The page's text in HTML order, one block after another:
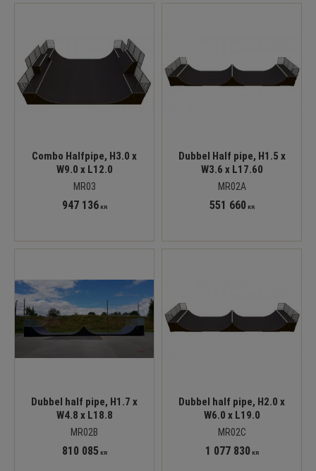
Combo Halfpipe, H3.0 x
W9.0 x L12.0
MR03
947 136KR
Dubbel Half pipe, H1.5 x
W3.6 x L17.60
MR02A
551 660KR
Dubbel half pipe, H1.7 x
W4.8 x L18.8
MR02B
810 085 KR
Dubbel half pipe, H2.0 x
W6.0 x L19.0
MR02C
1 077 830KR